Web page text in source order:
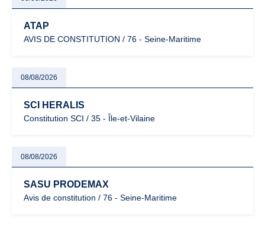
ATAP
AVIS DE CONSTITUTION / 76 - Seine-Maritime
08/08/2026
SCI HERALIS
Constitution SCI / 35 - Île-et-Vilaine
08/08/2026
SASU PRODEMAX
Avis de constitution / 76 - Seine-Maritime